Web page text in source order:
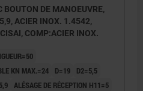
BOUTON DE MANOEUVRE,
ACIER INOX. 1.4542,
COMP:ACIER INOX.
KN MAX.=24
D=19
D2=5,5
ALÉSAGE DE RÉCEPTION H11=5